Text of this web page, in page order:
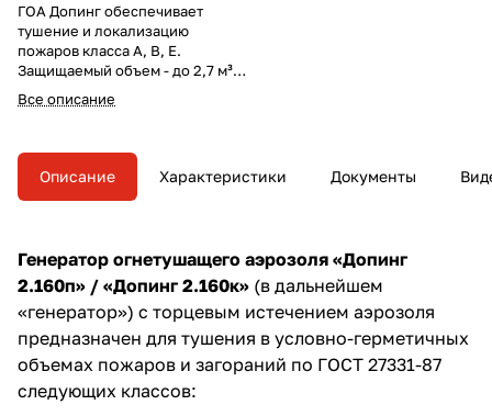
ГОА Допинг обеспечивает
тушение и локализацию
пожаров класса А, В, Е.
Защищаемый объем - до 2,7 м³.
Рекомендован для
автомобилей.
Все описание
Описание Характеристики Документы
Генератор огнетушащего аэрозоля «Допинг
2.160п» / «Допинг 2.160к» (в дальнейшем
«генератор») с торцевым истечением аэрозоля
предназначен для тушения в условно-герметичных
объемах пожаров и загораний по ГОСТ 27331-87
следующих классов: